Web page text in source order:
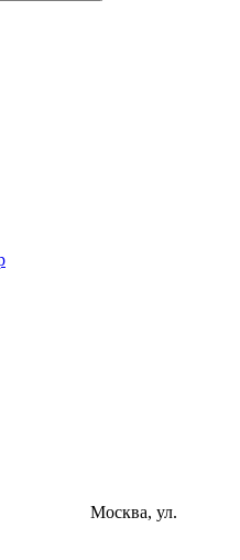
Москва, ул.